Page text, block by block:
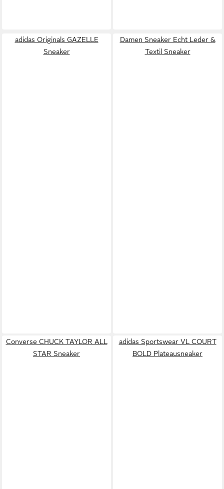
adidas Originals GAZELLE
Sneaker
Damen Sneaker Echt Leder &
Textil Sneaker
Converse CHUCK TAYLOR ALL
STAR Sneaker
adidas Sportswear VL COURT
BOLD Plateausneaker